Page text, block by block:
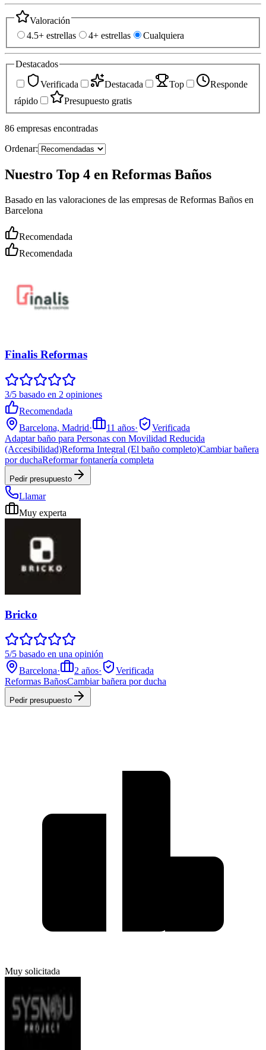
Valoración
4.5+ estrellas
4+ estrellas Cualquiera
Destacados
Verificada
Destacada Top
Responde
rápido
Presupuesto gratis
86 empresas encontradas
Ordenar:
Nuestro Top 4 en Reformas Baños
Basado en las valoraciones de las empresas de Reformas Baños en
Barcelona
Recomendada
Recomendada
Finalis Reformas
3/5 basado en 2 opiniones
Recomendada
Barcelona, Madrid· 11 años·
Verificada
Adaptar baño para Personas con Movilidad Reducida
(Accesibilidad)Reforma Integral (El baño completo)Cambiar bañera
por duchaReformar fontanería completa
Pedir presupuesto
Llamar
Muy experta
Bricko
5/5 basado en una opinión
Barcelona· 2 años·
Verificada
Reformas BañosCambiar bañera por ducha
Pedir presupuesto
Muy solicitada